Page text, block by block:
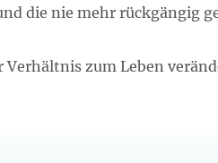
die nie mehr rückgängig
zum Leben